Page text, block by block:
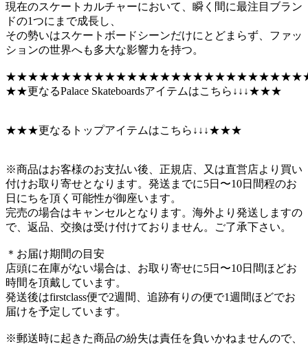
現在のスケートカルチャーにおいて、瞬く間に最注目ブラン
ドの1つにまで成長し、
その勢いはスケートボードシーンだけにとどまらず、ファッ
ションの世界へも多大な影響力を持つ。
★★更なるPalace Skateboardsアイテムはこちら↓↓↓★★★
★★★更なるトップアイテムはこちら↓↓↓★★★
※商品はお客様のお支払い後、正規店、又は直営店より買い
付けお取り寄せとなります。発送までに5日〜10日間程のお
日にちを頂く可能性が御座います。
完売の場合はキャンセルとなります。海外より発送しますの
で、返品、交換は受け付けておりません。ご了承下さい。
＊お届け期間の目安
店頭に在庫がない場合は、お取り寄せに5日〜10日間ほどお
時間を頂戴しています。
発送後はfirstclass便で2週間、追跡有りの便で1週間ほどでお
届けを予定しています。
※郵送時に起きた商品の紛失は責任を負いかねませんので、